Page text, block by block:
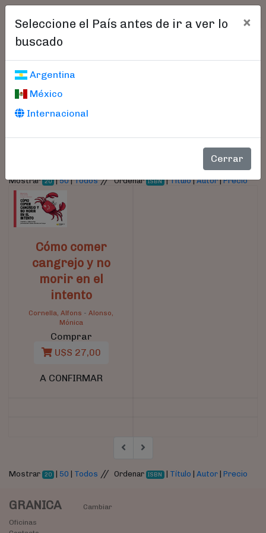
Seleccione el País antes de ir a ver lo
buscado
×
Argentina
México
Internacional
Cerrar
Libros encontrados
Parámetros
Mostrar 20 |50|Todos//Ordenar ISBN |Título|Autor|Precio
Cómo comer
cangrejo y no
morir en el
intento
Cornella, Alfons - Alonso,
Mónica
Comprar
U$S 27,00
A CONFIRMAR
Mostrar 20 | 50 Todos // Ordenar ISBN Título |Autor |Precio
GRANICA
Cambiar
Oficinas